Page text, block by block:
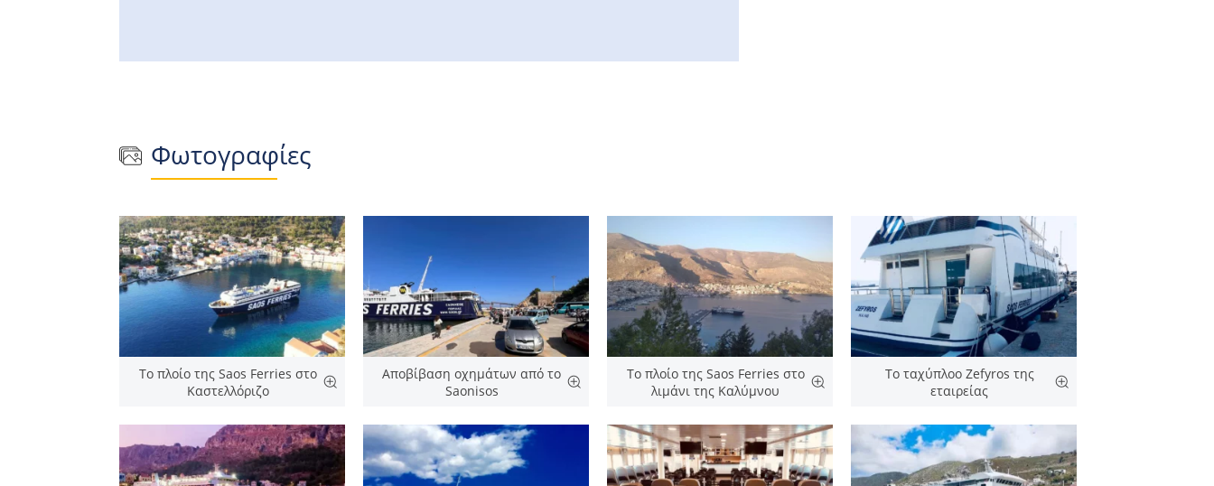
Φωτογραφίες
Το πλοίο της Saos Ferries στο
Καστελλόριζο
Αποβίβαση οχημάτων από το
Saonisos
Το πλοίο της Saos Ferries στο
λιμάνι της Καλύμνου
Το ταχύπλοο Zefyros της
εταιρείας